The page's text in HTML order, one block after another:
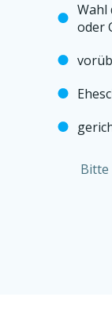
Wahl
oder
Bitte